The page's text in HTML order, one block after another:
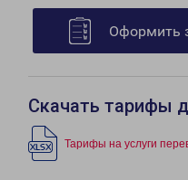
Оформить
Скачать тарифы
Тарифы на услуги